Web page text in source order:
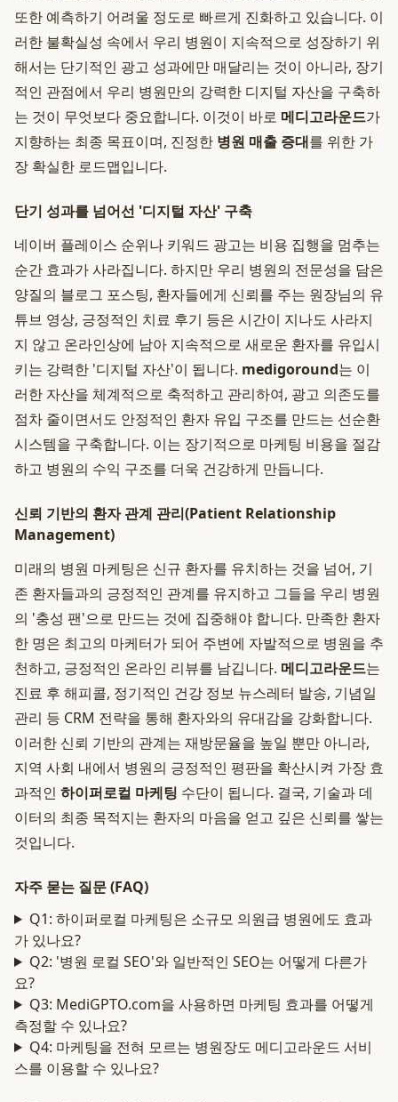
또한 예측하기 어려울 정도로 빠르게 진화하고 있습니다. 이
러한 불확실성 속에서 우리 병원이 지속적으로 성장하기 위
해서는 단기적인 광고 성과에만 매달리는 것이 아니라, 장기
적인 관점에서 우리 병원만의 강력한 디지털 자산을 구축하
는 것이 무엇보다 중요합니다. 이것이 바로 메디고라운드가
지향하는 최종 목표이며, 진정한 병원 매출 증대를 위한 가
장 확실한 로드맵입니다.
단기 성과를 넘어선 '디지털 자산' 구축
네이버 플레이스 순위나 키워드 광고는 비용 집행을 멈추는
순간 효과가 사라집니다. 하지만 우리 병원의 전문성을 담은
양질의 블로그 포스팅, 환자들에게 신뢰를 주는 원장님의 유
튜브 영상, 긍정적인 치료 후기 등은 시간이 지나도 사라지
지 않고 온라인상에 남아 지속적으로 새로운 환자를 유입시
키는 강력한 '디지털 자산'이 됩니다. medigoround는 이
러한 자산을 체계적으로 축적하고 관리하여, 광고 의존도를
점차 줄이면서도 안정적인 환자 유입 구조를 만드는 선순환
시스템을 구축합니다. 이는 장기적으로 마케팅 비용을 절감
하고 병원의 수익 구조를 더욱 건강하게 만듭니다.
신뢰 기반의 환자 관계 관리(Patient Relationship
Management)
미래의 병원 마케팅은 신규 환자를 유치하는 것을 넘어, 기
존 환자들과의 긍정적인 관계를 유지하고 그들을 우리 병원
의 '충성 팬'으로 만드는 것에 집중해야 합니다. 만족한 환자
한 명은 최고의 마케터가 되어 주변에 자발적으로 병원을 추
천하고, 긍정적인 온라인 리뷰를 남깁니다. 메디고라운드는
진료 후 해피콜, 정기적인 건강 정보 뉴스레터 발송, 기념일
관리 등 CRM 전략을 통해 환자와의 유대감을 강화합니다.
이러한 신뢰 기반의 관계는 재방문율을 높일 뿐만 아니라,
지역 사회 내에서 병원의 긍정적인 평판을 확산시켜 가장 효
과적인 하이퍼로컬 마케팅 수단이 됩니다. 결국, 기술과 데
이터의 최종 목적지는 환자의 마음을 얻고 깊은 신뢰를 쌓는
것입니다.
자주 묻는 질문 (FAQ)
Q1: 하이퍼로컬 마케팅은 소규모 의원급 병원에도 효과
가 있나요?
Q2: '병원 로컬 SEO'와 일반적인 SEO는 어떻게 다른가
요?
Q3: MediGPTO.com을 사용하면 마케팅 효과를 어떻게
측정할 수 있나요?
Q4: 마케팅을 전혀 모르는 병원장도 메디고라운드 서비
스를 이용할 수 있나요?